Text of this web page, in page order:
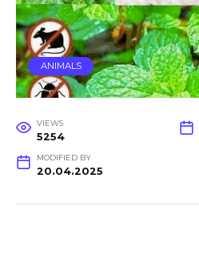
ANIMALS
VIEWS
5254
MODIFIED BY
20.04.2025